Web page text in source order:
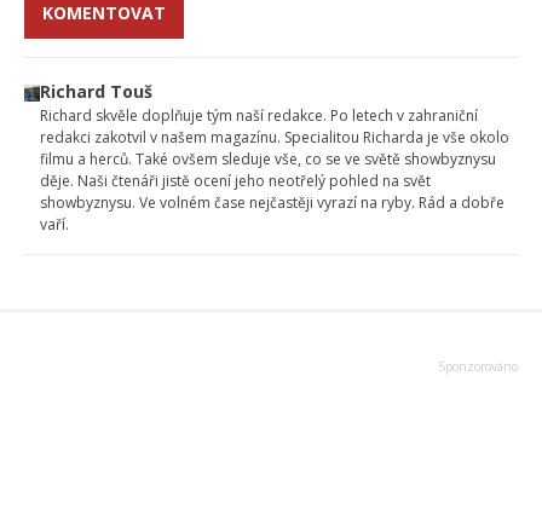
KOMENTOVAT
Richard Touš
Richard skvěle doplňuje tým naší redakce. Po letech v zahraniční
redakci zakotvil v našem magazínu. Specialitou Richarda je vše okolo
filmu a herců. Také ovšem sleduje vše, co se ve světě showbyznysu
děje. Naši čtenáři jistě ocení jeho neotřelý pohled na svět
showbyznysu. Ve volném čase nejčastěji vyrazí na ryby. Rád a dobře
vaří.